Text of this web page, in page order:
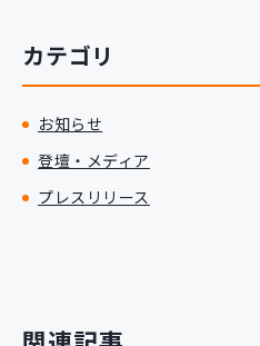
カテゴリ
お知らせ
登壇・メディア
プレスリリース